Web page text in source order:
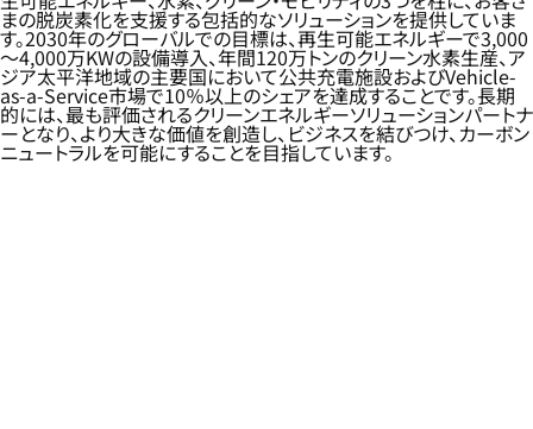
まの脱炭素化を支援する包括的なソリューションを提供していま
す。2030年のグローバルでの目標は、再生可能エネルギーで3,000
～4,000万KWの設備導入、年間120万トンのクリーン水素生産、ア
ジア太平洋地域の主要国において公共充電施設およびVehicle-
as-a-Service市場で10％以上のシェアを達成することです。長期
的には、最も評価されるクリーンエネルギーソリューションパートナ
ーとなり、より大きな価値を創造し、ビジネスを結びつけ、カーボン
ニュートラルを可能にすることを目指しています。